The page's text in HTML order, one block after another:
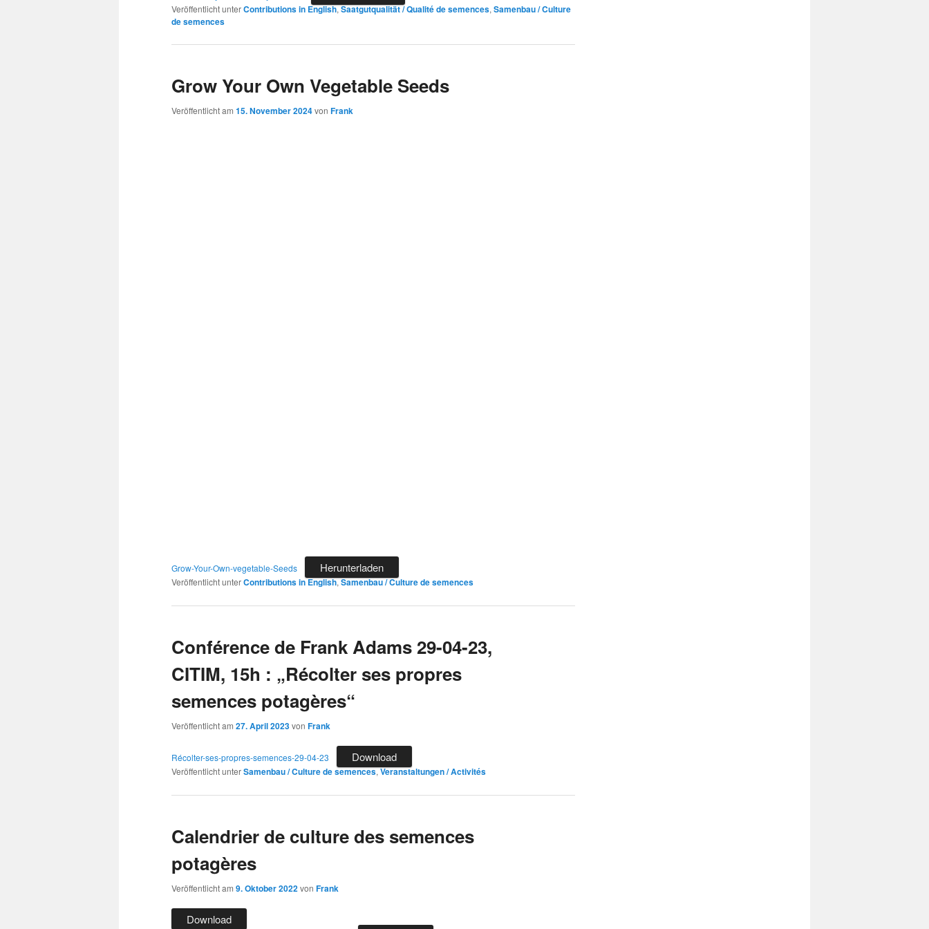
Veröffentlicht unterContributions in English,Saatgutqualität / Qualité de semences, Samenbau / Culture
de semences
Grow Your Own Vegetable Seeds
Veröffentlicht am 15. November 2024von Frank
Grow-Your-Own-vegetable-Seeds Herunterladen
Veröffentlicht unterContributions in English,Samenbau / Culture de semences
Conférence de Frank Adams 29-04-23,
CITIM, 15h : „Récolter ses propres
semences potagères“
Veröffentlicht am 27. April 2023von Frank
Récolter-ses-propres-semences-29-04-23 Download
Veröffentlicht unterSamenbau / Culture de semences,Veranstaltungen / Activités
Calendrier de culture des semences
potagères
Veröffentlicht am 9. Oktober 2022von Frank
Download